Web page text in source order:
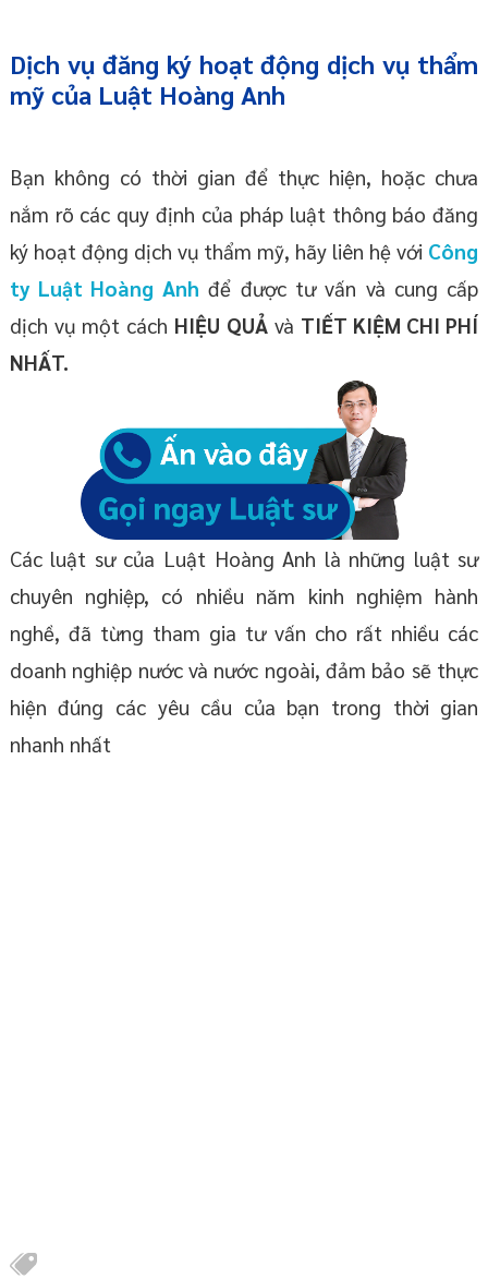
Dịch vụ đăng ký hoạt động dịch vụ thẩm
mỹ của Luật Hoàng Anh
Bạn không có thời gian để thực hiện, hoặc chưa
nắm rõ các quy định của pháp luật thông báo đăng
ký hoạt động dịch vụ thẩm mỹ, hãy liên hệ với Công
ty Luật Hoàng Anh để được tư vấn và cung cấp
dịch vụ một cách HIỆU QUẢvà TIẾT KIỆM CHI PHÍ
NHẤT.
Các luật sư của Luật Hoàng Anh là những luật sư
chuyên nghiệp, có nhiều năm kinh nghiệm hành
nghề, đã từng tham gia tư vấn cho rất nhiều các
doanh nghiệp nước và nước ngoài, đảm bảo sẽ thực
hiện đúng các yêu cầu của bạn trong thời gian
nhanh nhất